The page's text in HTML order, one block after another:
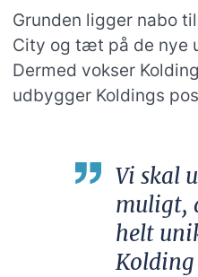
Grunden ligger nabo
City og tæt på de nye
Dermed vokser
udbygger Koldings
Vi skal
muligt,
helt
Kolding